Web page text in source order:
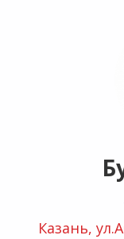
Казань,